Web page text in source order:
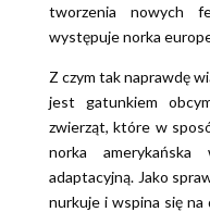
tworzenia nowych
występuje norka
Z czym tak naprawdę
jest gatunkiem
zwierząt, które w
norka amerykańska
adaptacyjną. Jako
nurkuje i wspina się na